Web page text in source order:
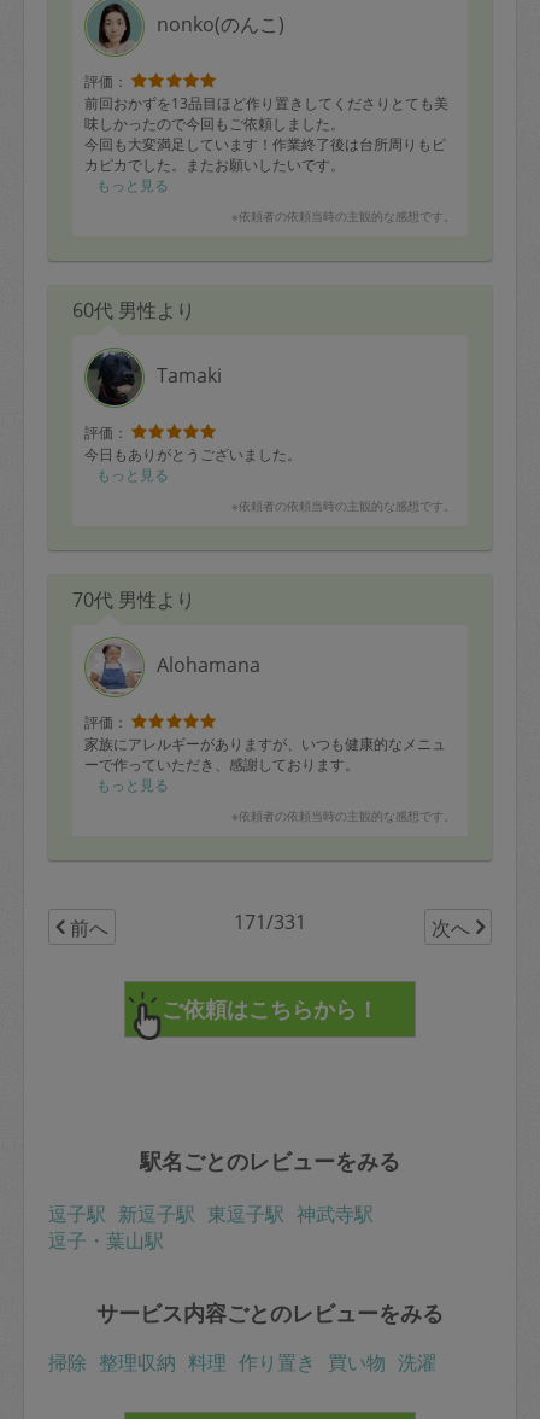
作っていただいた量や、工数の多いメニューが多くご負
担になってしまったのではと心配しております。
夫が牛肉としいたけのしぐれ煮がお酒に合うと喜んでお
りました！
春雨サラダも2日であっという間になくなり、肉団子、春
巻き、セロリのきんぴらも美味しかったです！
今回のメニューはどれもリピート確定です。
次回もよろしくお願い致します。
nonko(のんこ)
評価：
前回おかずを13品目ほど作り置きしてくださりとても美
味しかったので今回もご依頼しました。
今回も大変満足しています！作業終了後は台所周りもピ
カピカでした。またお願いしたいです。
もっと見る
※依頼者の依頼当時の主観的な感想です。
60代 男性より
Tamaki
評価：
今日もありがとうございました。
もっと見る
※依頼者の依頼当時の主観的な感想です。
70代 男性より
Alohamana
評価：
家族にアレルギーがありますが、いつも健康的なメニュ
ーで作っていただき、感謝しております。
もっと見る
※依頼者の依頼当時の主観的な感想です。
前へ 171/331 次へ
駅名ごとのレビューをみる
逗子駅 新逗子駅 東逗子駅 神武寺駅
逗子・葉山駅
サービス内容ごとのレビューをみる
掃除 整理収納 料理 作り置き 買い物 洗濯